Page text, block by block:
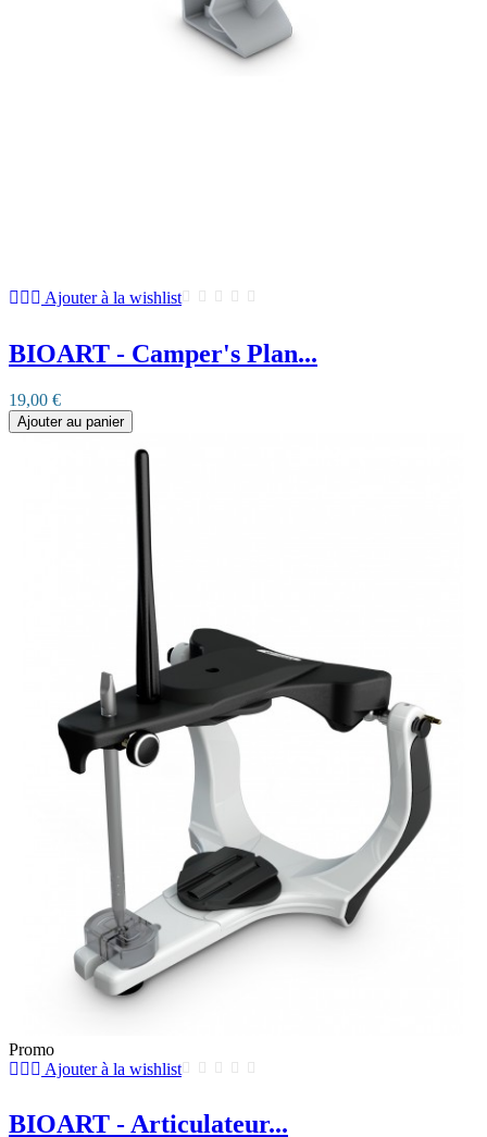
Ajouter à la wishlist
BIOART - Camper's Plan...
19,00 €
Ajouter au panier
Promo
Ajouter à la wishlist
BIOART - Articulateur...